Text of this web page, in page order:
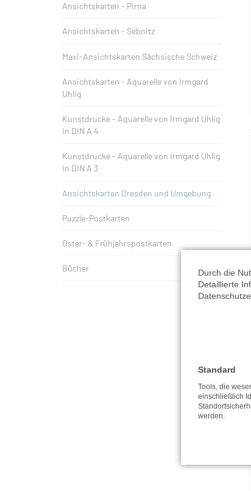
Ansichtskarten - Pirna
Ansichtskarten - Sebnitz
Maxi-Ansichtskarten Sächsische Schweiz
Ansichtskarten - Aquarelle von Irmgard
Uhlig
Kunstdrucke - Aquarelle von Irmgard Uhlig
in DIN A 4
Kunstdrucke - Aquarelle von Irmgard Uhlig
in DIN A 3
Ansichtskarten Dresden und Umgebung
Puzzle-Postkarten
Oster- & Frühjahrspostkarten
Bücher
Durch die
Detaillierte
Standard
Tools, die
einschließlich
werden.